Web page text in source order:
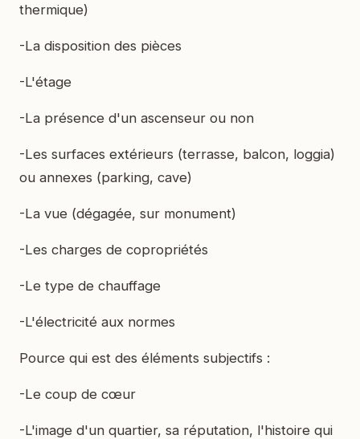
thermique)
-La disposition des pièces
-L'étage
-La présence d'un ascenseur ou non
-Les surfaces extérieurs (terrasse, balcon, loggia)
ou annexes (parking, cave)
-La vue (dégagée, sur monument)
-Les charges de copropriétés
-Le type de chauffage
-L'électricité aux normes
Pource qui est des éléments subjectifs :
-Le coup de cœur
-L'image d'un quartier, sa réputation, l'histoire qui